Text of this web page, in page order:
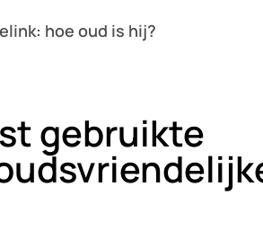
hoe oud is hij?
gebruikte